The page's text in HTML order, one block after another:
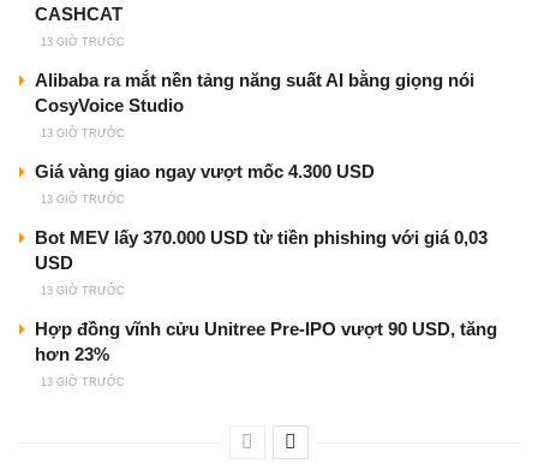
CASHCAT
13 GIỜ TRƯỚC
Alibaba ra mắt nền tảng năng suất AI bằng giọng nói
CosyVoice Studio
13 GIỜ TRƯỚC
Giá vàng giao ngay vượt mốc 4.300 USD
13 GIỜ TRƯỚC
Bot MEV lấy 370.000 USD từ tiền phishing với giá 0,03
USD
13 GIỜ TRƯỚC
Hợp đồng vĩnh cửu Unitree Pre-IPO vượt 90 USD, tăng
hơn 23%
13 GIỜ TRƯỚC